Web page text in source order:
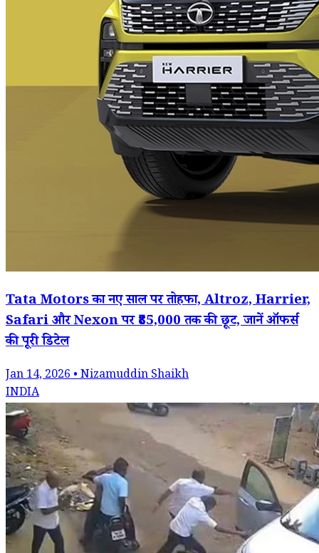
Tata Motors का नए साल पर तोहफा, Altroz, Harrier,
Safari और Nexon पर ₹85,000 तक की छूट, जानें ऑफर्स
की पूरी डिटेल
Jan 14, 2026 • Nizamuddin Shaikh
INDIA